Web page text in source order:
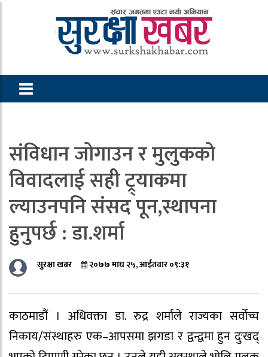
संविधान जोगाउन र मुलुकको
विवादलाई सही ट्र्याकमा
ल्याउनपनि संसद पून,स्थापना
हुनुपर्छ : डा.शर्मा
सुरक्षा खबर २०७७ माघ २५, आईतवार ०९:३१
काठमाडौं । अधिवक्ता डा. रुद्र शर्माले राज्यका सर्वोच्च
निकाय/संस्थाहरु एक–आपसमा झगडा र द्वन्द्वमा हुन दुःखद्